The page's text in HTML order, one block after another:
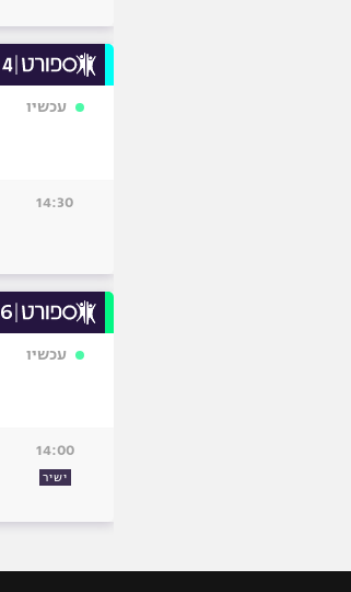
עכשיו
14:30
עכשיו
14:00
ישיר